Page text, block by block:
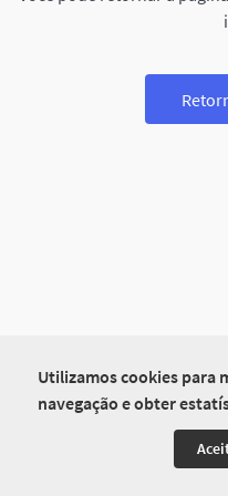
Utilizamos cookies para
navegação e obter